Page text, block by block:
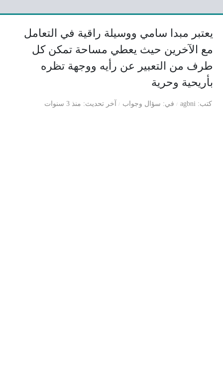
يعتبر مبدا سامي ووسيلة راقية في التعامل
مع الآخرين حيث يعطي مساحة تمكن كل
طرف من التعبير عن رأيه ووجهة تظره
بأريحية وحرية
كتب agbni في سؤال وجواب آخر تحديث منذ 3 سنوات